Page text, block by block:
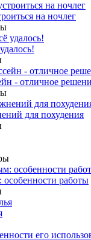
на ночлег
- отличное
для похудения
работы